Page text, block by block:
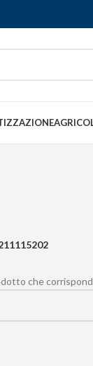
che